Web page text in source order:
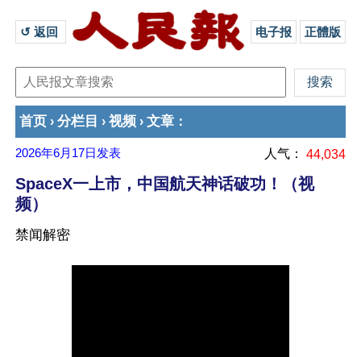
↺ 返回 电子报 正體版
首页 › 分栏目 › 视频 › 文章 ：
2026年6月17日 发表 人气： 44,034
SpaceX一上市，中国航天神话破功！（视
频）
禁闻解密